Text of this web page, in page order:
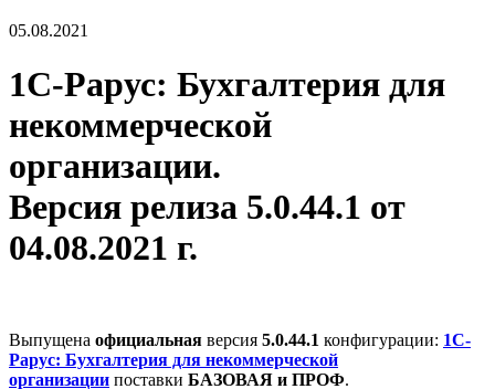
05.08.2021
1С-Рарус: Бухгалтерия для
некоммерческой
организации.
Версия релиза 5.0.44.1 от
04.08.2021 г.
Выпущена официальная версия 5.0.44.1 конфигурации: 1С-
Рарус: Бухгалтерия для некоммерческой
организации поставки БАЗОВАЯ и ПРОФ.